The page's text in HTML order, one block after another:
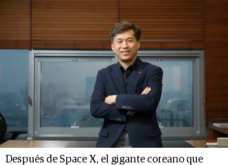
Después de Space X, el gigante coreano que